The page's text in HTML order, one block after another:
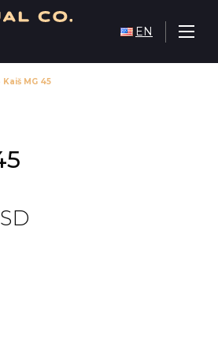
EN
Kaiš MG 45